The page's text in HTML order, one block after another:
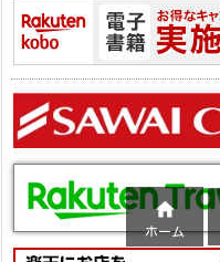

ホーム